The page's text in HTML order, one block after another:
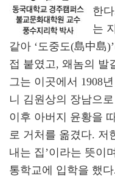
한
는
같아 ‘도중도(島中島
접 붙였고, 왜놈의 발
그는 이곳에서 1908
니 김원상의 장남으
이후 아버지 윤황을
로 거처를 옮겼다. 저
내는 집’이라는 뜻이
통학교에 입학을 했